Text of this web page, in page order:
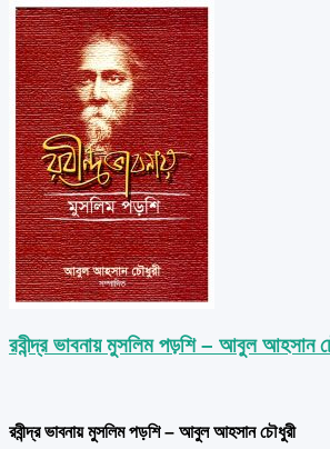
রবীন্দ্র ভাবনায় মুসলিম পড়শি – আবুল আহসান
রবীন্দ্র ভাবনায় মুসলিম পড়শি – আবুল আহসান চৌধুরী